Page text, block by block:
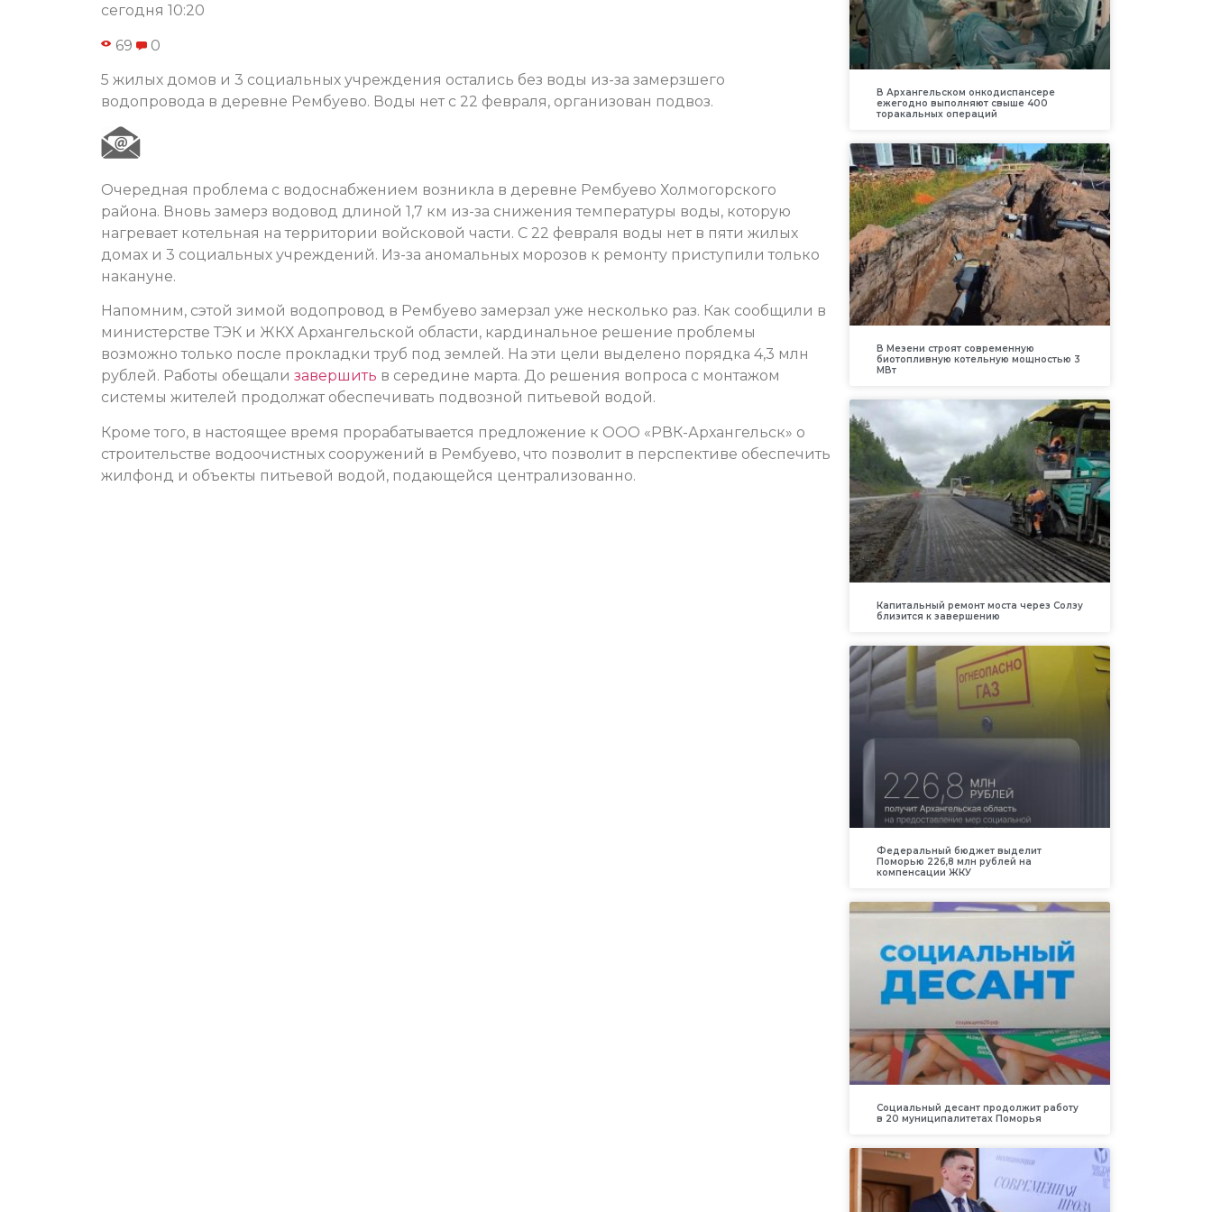
сегодня 10:20
69 0
5 жилых домов и 3 социальных учреждения остались без воды из-за замерзшего
водопровода в деревне Рембуево. Воды нет с 22 февраля, организован подвоз.
Очередная проблема с водоснабжением возникла в деревне Рембуево Холмогорского
района. Вновь замерз водовод длиной 1,7 км из-за снижения температуры воды, которую
нагревает котельная на территории войсковой части. С 22 февраля воды нет в пяти жилых
домах и 3 социальных учреждений. Из-за аномальных морозов к ремонту приступили только
накануне.
Напомним, сэтой зимой водопровод в Рембуево замерзал уже несколько раз. Как сообщили в
министерстве ТЭК и ЖКХ Архангельской области, кардинальное решение проблемы
возможно только после прокладки труб под землей. На эти цели выделено порядка 4,3 млн
рублей. Работы обещали завершить в середине марта. До решения вопроса с монтажом
системы жителей продолжат обеспечивать подвозной питьевой водой.
Кроме того, в настоящее время прорабатывается предложение к ООО «РВК-Архангельск» о
строительстве водоочистных сооружений в Рембуево, что позволит в перспективе обеспечить
жилфонд и объекты питьевой водой, подающейся централизованно.
В Архангельском онкодиспансере
ежегодно выполняют свыше 400
торакальных операций
В Мезени строят современную
биотопливную котельную мощностью 3
МВт
Капитальный ремонт моста через Солзу
близится к завершению
Федеральный бюджет выделит
Поморью 226,8 млн рублей на
компенсации ЖКУ
Социальный десант продолжит работу
в 20 муниципалитетах Поморья